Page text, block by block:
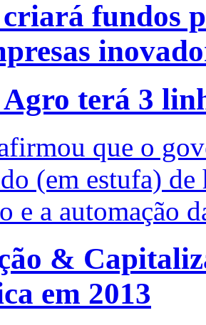
fundos
terá 3
que o
(em estufa)
e a automação
&
em 2013